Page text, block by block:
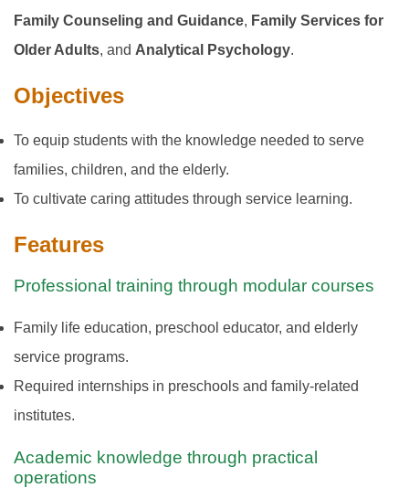
Family Counseling and Guidance, Family Services for
Older Adults, and Analytical Psychology.
Objectives
To equip students with the knowledge needed to serve
families, children, and the elderly.
To cultivate caring attitudes through service learning.
Features
Professional training through modular courses
Family life education, preschool educator, and elderly
service programs.
Required internships in preschools and family-related
institutes.
Academic knowledge through practical
operations